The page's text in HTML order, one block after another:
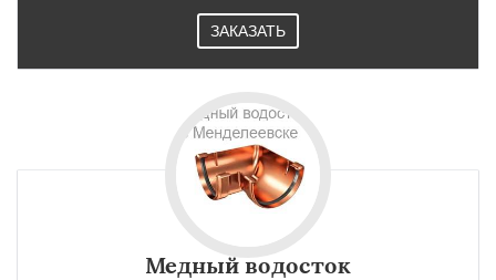
ЗАКАЗАТЬ
Медный водосток